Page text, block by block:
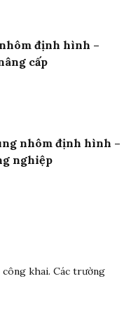
định hình –
cấp
nhôm định hình –
nghiệp
khai. Các trường